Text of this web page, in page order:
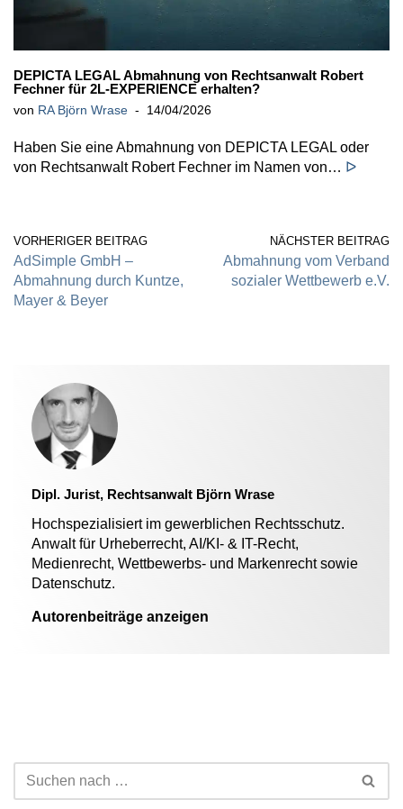
DEPICTA LEGAL Abmahnung von Rechtsanwalt Robert
Fechner für 2L-EXPERIENCE erhalten?
von RA Björn Wrase 14/04/2026
Haben Sie eine Abmahnung von DEPICTA LEGAL oder
von Rechtsanwalt Robert Fechner im Namen von… ᐅ
VORHERIGER BEITRAG
AdSimple GmbH –
Abmahnung durch Kuntze,
Mayer & Beyer
NÄCHSTER BEITRAG
Abmahnung vom Verband
sozialer Wettbewerb e.V.
Dipl. Jurist, Rechtsanwalt Björn Wrase
Hochspezialisiert im gewerblichen Rechtsschutz.
Anwalt für Urheberrecht, AI/KI- & IT-Recht,
Medienrecht, Wettbewerbs- und Markenrecht sowie
Datenschutz.
Autorenbeiträge anzeigen